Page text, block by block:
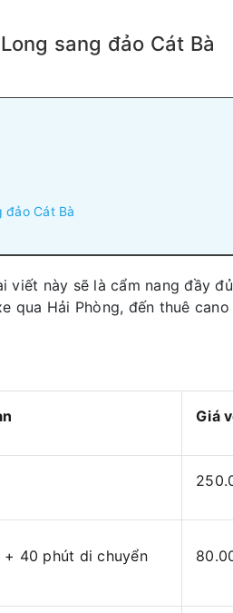
sang đảo Cát Bà
đảo Cát Bà
viết này sẽ là cẩm nang đầy
qua Hải Phòng, đến thuê
Giá
+ 40 phút di chuyển